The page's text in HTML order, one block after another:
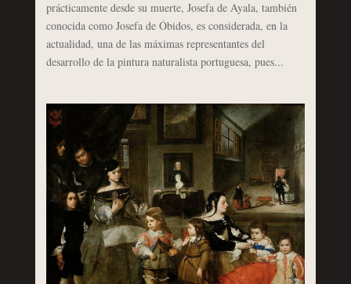
prácticamente desde su muerte, Josefa de Ayala, también
conocida como Josefa de Óbidos, es considerada, en la
actualidad, una de las máximas representantes del
desarrollo de la pintura naturalista portuguesa, pues...